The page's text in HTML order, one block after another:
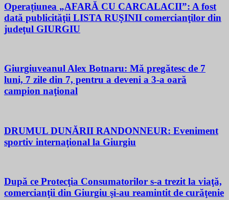
Operațiunea „AFARĂ CU CARCALACII”: A fost
dată publicităţii LISTA RUŞINII comercianţilor din
judeţul GIURGIU
Giurgiuveanul Alex Botnaru: Mă pregătesc de 7
luni, 7 zile din 7, pentru a deveni a 3-a oară
campion naţional
DRUMUL DUNĂRII RANDONNEUR: Eveniment
sportiv internaţional la Giurgiu
După ce Protecţia Consumatorilor s-a trezit la viaţă,
comercianţii din Giurgiu şi-au reamintit de curăţenie